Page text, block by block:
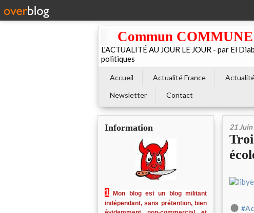
Commun
L'ACTUALITÉ AU JOUR LE JOUR - par El
politiques
Accueil Actualité France
Newsletter
Contact
Information
1
Mon blog est un blog militant
indépendant, sans prétention, bien
21